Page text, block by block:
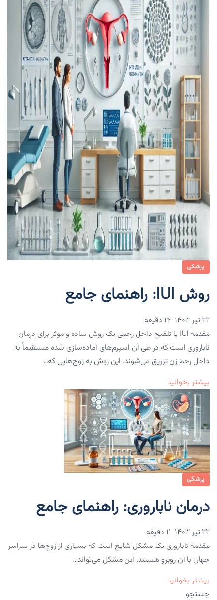
پزشکی
روش IUI: راهنمای جامع
۲۲ تیر ۱۴۰۳
مقدمه IUI یا تلقیح داخل رحمی یک روش ساده و موثر برای درمان
ناباروری است که در طی آن اسپرم‌های آماده‌سازی شده مستقیماً به
داخل رحم زن تزریق می‌شوند. این روش به زوج‌هایی که…
بیشتر بخوانید
پزشکی
درمان ناباروری: راهنمای جامع
۲۲ تیر ۱۴۰۳
مقدمه ناباروری یک مشکل شایع است که بسیاری از زوج‌ها در سراسر
جهان با آن روبرو هستند. این مشکل می‌تواند…
بیشتر بخوانید
جستجو